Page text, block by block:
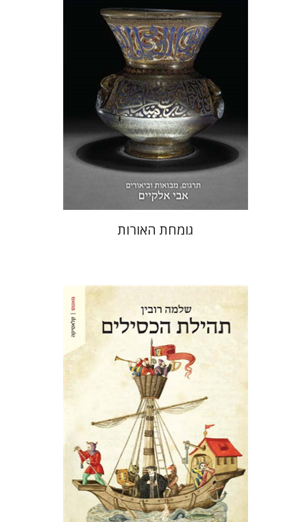
הנחת אתר ספר מודפס
$42
$38
גומחת האורות
שלמה רובין
יעקב שביט
יהודה ריינהרץ
הנחת אתר ספר מודפס